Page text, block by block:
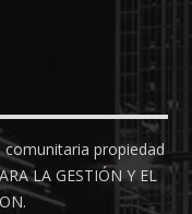
comunitaria propiedad
LA GESTIÓN Y EL